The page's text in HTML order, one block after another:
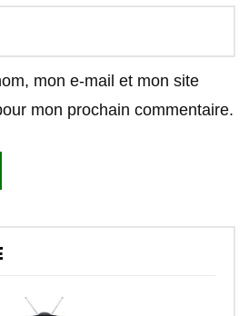
mon e-mail et mon site
mon prochain commentaire.